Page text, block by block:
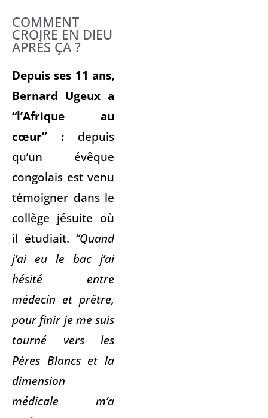
COMMENT
CROIRE EN DIEU
APRÈS ÇA ?
Depuis ses 11 ans,
Bernard Ugeux a
“l’Afrique au
cœur” : depuis
qu’un évêque
congolais est venu
témoigner dans le
collège jésuite où
il étudiait. “Quand
j’ai eu le bac j’ai
hésité entre
médecin et prêtre,
pour finir je me suis
tourné vers les
Pères Blancs et la
dimension
médicale m’a